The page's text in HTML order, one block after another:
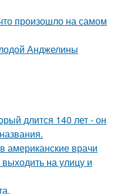
произошло на самом
Анджелины
длится 140 лет - он
американские врачи
на улицу и